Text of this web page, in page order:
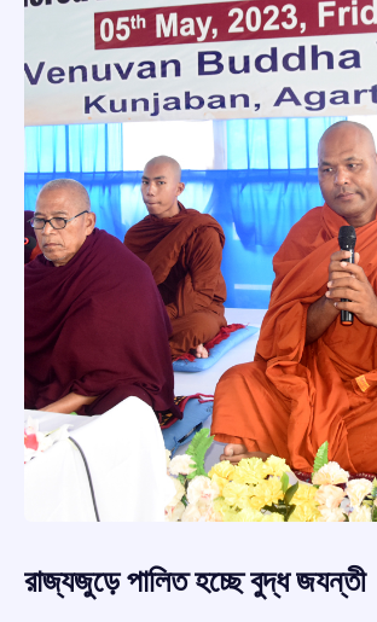
রাজ্যজুড়ে পালিত হচ্ছে বুদ্ধ জযন্তী